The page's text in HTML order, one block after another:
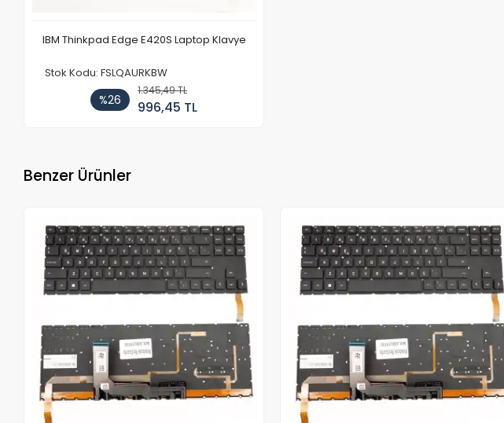
IBM Thinkpad Edge E420S Laptop Klavye
Stok Kodu: FSLQAURKBW
%26
1.345,49 TL
996,45 TL
Benzer Ürünler